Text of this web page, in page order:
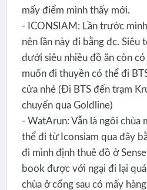
mấy điểm mình thấy mới.
- ICONSIAM: Lần trước
nên lần này đi bằng đc. Siêu
dưới siêu nhiều đồ ăn còn
muốn đi thuyền có thể đi
cửa nhé (Đi BTS đến trạm
chuyển qua Goldline)
- WatArun: Vẫn là ngôi chùa
thể đi từ Iconsiam qua đây
đi mình định thuê đồ ở
book được với ngại đi lại
chùa ở cổng sau có mấy